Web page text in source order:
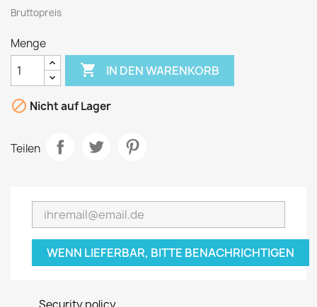
Bruttopreis
Menge
 IN DEN WARENKORB
 Nicht auf Lager
Teilen
WENN LIEFERBAR, BITTE BENACHRICHTIGEN